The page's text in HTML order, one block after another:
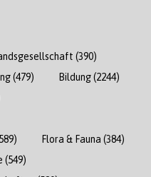
(390)
(479) Bildung(2244)
Flora & Fauna (384)
(549)